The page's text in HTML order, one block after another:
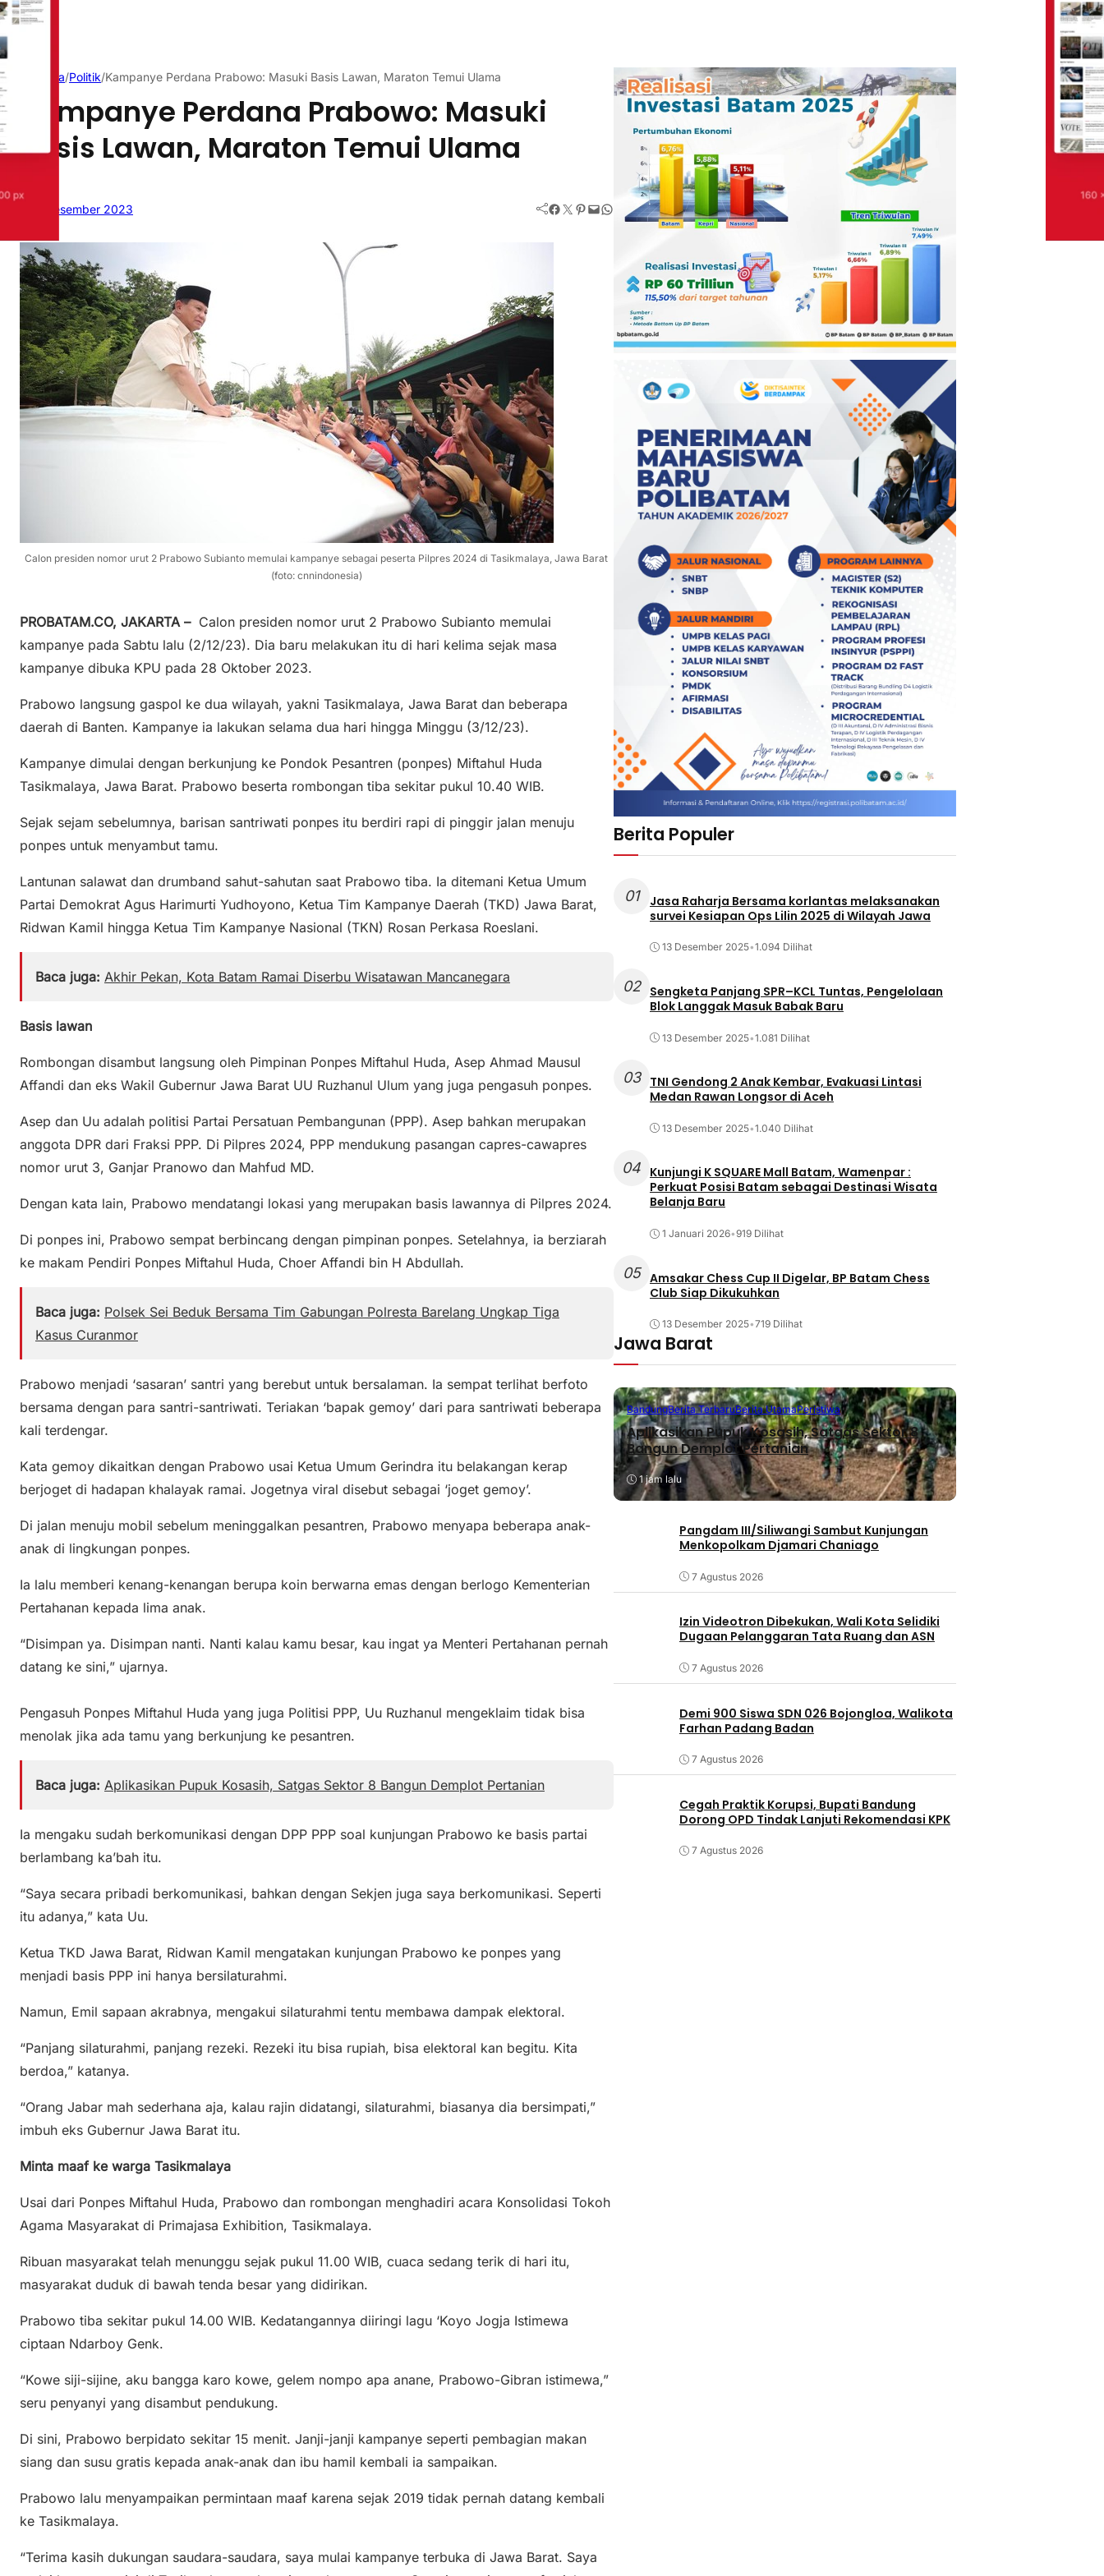
Beranda/Politik/Kampanye Perdana Prabowo: Masuki Basis Lawan, Maraton Temui Ulama
Kampanye Perdana Prabowo: Masuki
Basis Lawan, Maraton Temui Ulama
4 Desember 2023 Facebook Twitter Pinterest Mail WhatsApp
Calon presiden nomor urut 2 Prabowo Subianto memulai kampanye sebagai peserta Pilpres 2024 di Tasikmalaya, Jawa Barat
(foto: cnnindonesia)
PROBATAM.CO, JAKARTA – Calon presiden nomor urut 2 Prabowo Subianto memulai
kampanye pada Sabtu lalu (2/12/23). Dia baru melakukan itu di hari kelima sejak masa
kampanye dibuka KPU pada 28 Oktober 2023.
Prabowo langsung gaspol ke dua wilayah, yakni Tasikmalaya, Jawa Barat dan beberapa
daerah di Banten. Kampanye ia lakukan selama dua hari hingga Minggu (3/12/23).
Kampanye dimulai dengan berkunjung ke Pondok Pesantren (ponpes) Miftahul Huda
Tasikmalaya, Jawa Barat. Prabowo beserta rombongan tiba sekitar pukul 10.40 WIB.
Sejak sejam sebelumnya, barisan santriwati ponpes itu berdiri rapi di pinggir jalan menuju
ponpes untuk menyambut tamu.
Lantunan salawat dan drumband sahut-sahutan saat Prabowo tiba. Ia ditemani Ketua Umum
Partai Demokrat Agus Harimurti Yudhoyono, Ketua Tim Kampanye Daerah (TKD) Jawa Barat,
Ridwan Kamil hingga Ketua Tim Kampanye Nasional (TKN) Rosan Perkasa Roeslani.
Baca juga: Akhir Pekan, Kota Batam Ramai Diserbu Wisatawan Mancanegara
Basis lawan
Rombongan disambut langsung oleh Pimpinan Ponpes Miftahul Huda, Asep Ahmad Mausul
Affandi dan eks Wakil Gubernur Jawa Barat UU Ruzhanul Ulum yang juga pengasuh ponpes.
Asep dan Uu adalah politisi Partai Persatuan Pembangunan (PPP). Asep bahkan merupakan
anggota DPR dari Fraksi PPP. Di Pilpres 2024, PPP mendukung pasangan capres-cawapres
nomor urut 3, Ganjar Pranowo dan Mahfud MD.
Dengan kata lain, Prabowo mendatangi lokasi yang merupakan basis lawannya di Pilpres 2024.
Di ponpes ini, Prabowo sempat berbincang dengan pimpinan ponpes. Setelahnya, ia berziarah
ke makam Pendiri Ponpes Miftahul Huda, Choer Affandi bin H Abdullah.
Baca juga: Polsek Sei Beduk Bersama Tim Gabungan Polresta Barelang Ungkap Tiga
Kasus Curanmor
Prabowo menjadi ‘sasaran’ santri yang berebut untuk bersalaman. Ia sempat terlihat berfoto
bersama dengan para santri-santriwati. Teriakan ‘bapak gemoy’ dari para santriwati beberapa
kali terdengar.
Kata gemoy dikaitkan dengan Prabowo usai Ketua Umum Gerindra itu belakangan kerap
berjoget di hadapan khalayak ramai. Jogetnya viral disebut sebagai ‘joget gemoy’.
Di jalan menuju mobil sebelum meninggalkan pesantren, Prabowo menyapa beberapa anak-
anak di lingkungan ponpes.
Ia lalu memberi kenang-kenangan berupa koin berwarna emas dengan berlogo Kementerian
Pertahanan kepada lima anak.
“Disimpan ya. Disimpan nanti. Nanti kalau kamu besar, kau ingat ya Menteri Pertahanan pernah
datang ke sini,” ujarnya.
Pengasuh Ponpes Miftahul Huda yang juga Politisi PPP, Uu Ruzhanul mengeklaim tidak bisa
menolak jika ada tamu yang berkunjung ke pesantren.
Baca juga: Aplikasikan Pupuk Kosasih, Satgas Sektor 8 Bangun Demplot Pertanian
Ia mengaku sudah berkomunikasi dengan DPP PPP soal kunjungan Prabowo ke basis partai
berlambang ka’bah itu.
“Saya secara pribadi berkomunikasi, bahkan dengan Sekjen juga saya berkomunikasi. Seperti
itu adanya,” kata Uu.
Ketua TKD Jawa Barat, Ridwan Kamil mengatakan kunjungan Prabowo ke ponpes yang
menjadi basis PPP ini hanya bersilaturahmi.
Namun, Emil sapaan akrabnya, mengakui silaturahmi tentu membawa dampak elektoral.
“Panjang silaturahmi, panjang rezeki. Rezeki itu bisa rupiah, bisa elektoral kan begitu. Kita
berdoa,” katanya.
“Orang Jabar mah sederhana aja, kalau rajin didatangi, silaturahmi, biasanya dia bersimpati,”
imbuh eks Gubernur Jawa Barat itu.
Minta maaf ke warga Tasikmalaya
Usai dari Ponpes Miftahul Huda, Prabowo dan rombongan menghadiri acara Konsolidasi Tokoh
Agama Masyarakat di Primajasa Exhibition, Tasikmalaya.
Ribuan masyarakat telah menunggu sejak pukul 11.00 WIB, cuaca sedang terik di hari itu,
masyarakat duduk di bawah tenda besar yang didirikan.
Prabowo tiba sekitar pukul 14.00 WIB. Kedatangannya diiringi lagu ‘Koyo Jogja Istimewa
ciptaan Ndarboy Genk.
“Kowe siji-sijine, aku bangga karo kowe, gelem nompo apa anane, Prabowo-Gibran istimewa,”
seru penyanyi yang disambut pendukung.
Di sini, Prabowo berpidato sekitar 15 menit. Janji-janji kampanye seperti pembagian makan
siang dan susu gratis kepada anak-anak dan ibu hamil kembali ia sampaikan.
Prabowo lalu menyampaikan permintaan maaf karena sejak 2019 tidak pernah datang kembali
ke Tasikmalaya.
“Terima kasih dukungan saudara-saudara, saya mulai kampanye terbuka di Jawa Barat. Saya
Berita Populer
01
Jasa Raharja Bersama korlantas melaksanakan
survei Kesiapan Ops Lilin 2025 di Wilayah Jawa
13 Desember 2025•1.094 Dilihat
02
Sengketa Panjang SPR–KCL Tuntas, Pengelolaan
Blok Langgak Masuk Babak Baru
13 Desember 2025•1.081 Dilihat
03
TNI Gendong 2 Anak Kembar, Evakuasi Lintasi
Medan Rawan Longsor di Aceh
13 Desember 2025•1.040 Dilihat
04 Kunjungi K SQUARE Mall Batam, Wamenpar :
Perkuat Posisi Batam sebagai Destinasi Wisata
Belanja Baru
1 Januari 2026•919 Dilihat
05 Amsakar Chess Cup II Digelar, BP Batam Chess
Club Siap Dikukuhkan
13 Desember 2025•719 Dilihat
Jawa Barat
BandungBerita TerbaruBerita UtamaPeristiwa
Aplikasikan Pupuk Kosasih, Satgas Sektor 8
Bangun Demplot Pertanian
1 jam lalu
Pangdam III/Siliwangi Sambut Kunjungan
Menkopolkam Djamari Chaniago
7 Agustus 2026
Izin Videotron Dibekukan, Wali Kota Selidiki
Dugaan Pelanggaran Tata Ruang dan ASN
7 Agustus 2026
Demi 900 Siswa SDN 026 Bojongloa, Walikota
Farhan Padang Badan
7 Agustus 2026
Cegah Praktik Korupsi, Bupati Bandung
Dorong OPD Tindak Lanjuti Rekomendasi KPK
7 Agustus 2026